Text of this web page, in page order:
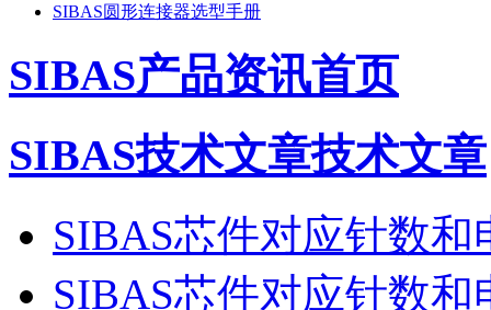
SIBAS圆形连接器选型手册
SIBAS产品资讯首页
SIBAS技术文章技术文章
SIBAS芯件对应针数和
SIBAS芯件对应针数和